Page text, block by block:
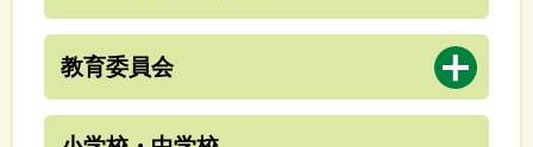
教育委員会
開
く